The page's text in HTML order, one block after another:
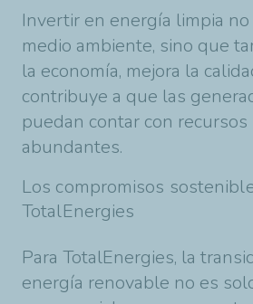
Invertir en energía limpia
medio ambiente, sino que
la economía, mejora la
contribuye a que las
puedan contar con
abundantes.
Los compromisos
TotalEnergies
Para TotalEnergies, la
energía renovable no es